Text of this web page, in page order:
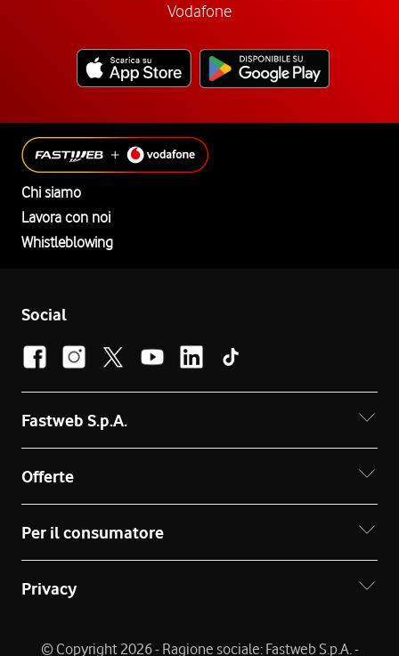
Vodafone
Chi siamo
Lavora con noi
Whistleblowing
Social
Fastweb S.p.A.
Offerte
Per il consumatore
Privacy
© Copyright 2026 - Ragione sociale: Fastweb S.p.A. -